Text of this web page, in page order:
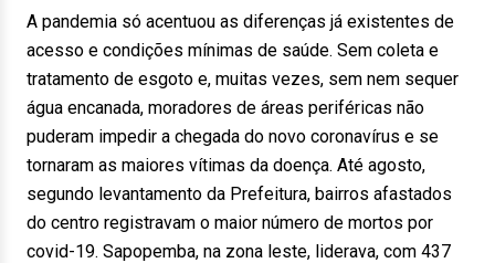
A pandemia só acentuou as diferenças já existentes de
acesso e condições mínimas de saúde. Sem coleta e
tratamento de esgoto e, muitas vezes, sem nem sequer
água encanada, moradores de áreas periféricas não
puderam impedir a chegada do novo coronavírus e se
tornaram as maiores vítimas da doença. Até agosto,
segundo levantamento da Prefeitura, bairros afastados
do centro registravam o maior número de mortos por
covid-19. Sapopemba, na zona leste, liderava, com 437